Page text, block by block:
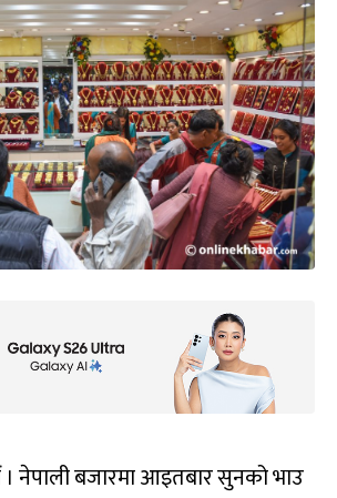
। नेपाली बजारमा आइतबार सुनको भाउ